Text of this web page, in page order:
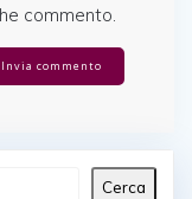
commento.
Cerca